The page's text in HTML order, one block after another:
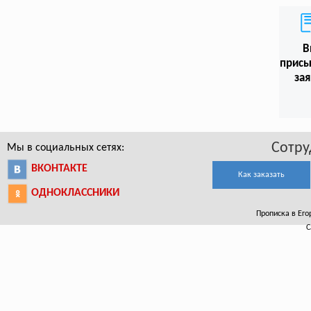
Мы в социальных сетях:
ВКОНТАКТЕ
ОДНОКЛАССНИКИ
Как заказать
Прописка в